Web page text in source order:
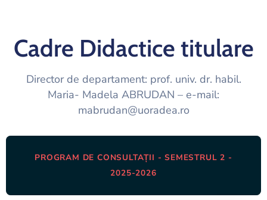
Cadre Didactice titulare
Director de departament: prof. univ. dr. habil.
Maria- Madela ABRUDAN – e-mail:
mabrudan@uoradea.ro
PROGRAM DE CONSULTAȚII - SEMESTRUL 2 -
2025-2026